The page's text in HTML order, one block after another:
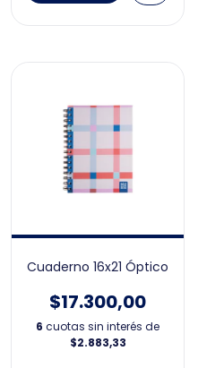
Cuaderno 16x21 Óptico
$17.300,00
6 cuotas sin interés de
$2.883,33